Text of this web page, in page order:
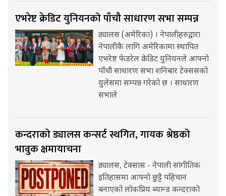
एभरेष्ट क्रेडिट युनियनको पाँचौ साधारण सभा सम्पन्न
ड्यालस (अमेरिका) । नेपालीहरुद्वारा
नेपालीकै लागि अमेरिकामा स्थापित
एभरेष्ट फेडरेल क्रेडिट युनियनले आफ्नो
पाँचौ साधारण सभा शनिबार टेक्ससको
युलेसमा सम्पन्न गरेको छ । साधारण
सभाले
कन्दराको ड्यालस कन्सर्ट स्थगित, गायक श्रेष्ठको
भावुक क्षमायाचना
ड्यालस, टेक्सास - नेपाली सांगीतिक
इतिहासमा आफ्नो छुट्टै पहिचान
बनाएको लोकप्रिय ब्यान्ड कन्दराको